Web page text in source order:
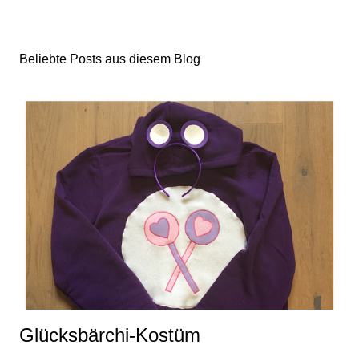
e
n
i
c
Beliebte Posts aus diesem Blog
Glücksbärchi-Kostüm